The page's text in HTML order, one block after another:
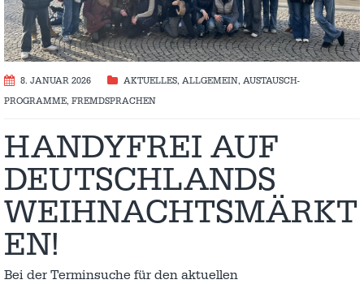
8. JANUAR 2026 AKTUELLES, ALLGEMEIN, AUSTAUSCH­
PROGRAMME, FREMDSPRACHEN
HANDYFREI AUF
DEUTSCHLANDS
WEIHNACHTSMÄRKT
EN!
Bei der Terminsuche für den aktuellen